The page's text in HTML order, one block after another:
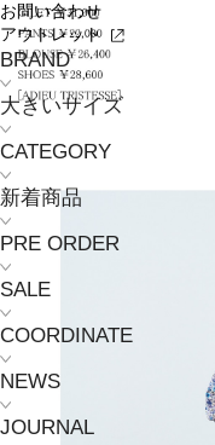
お問い合わせ
アウトレット
BRAND
大きいサイズ
CATEGORY
新着商品
PRE ORDER
SALE
COORDINATE
NEWS
JOURNAL